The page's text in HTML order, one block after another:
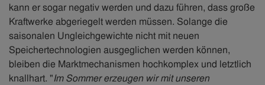
kann er sogar negativ werden und dazu führen, dass große
Kraftwerke abgeriegelt werden müssen. Solange die
saisonalen Ungleichgewichte nicht mit neuen
Speichertechnologien ausgeglichen werden können,
bleiben die Marktmechanismen hochkomplex und letztlich
knallhart. "Im Sommer erzeugen wir mit unseren